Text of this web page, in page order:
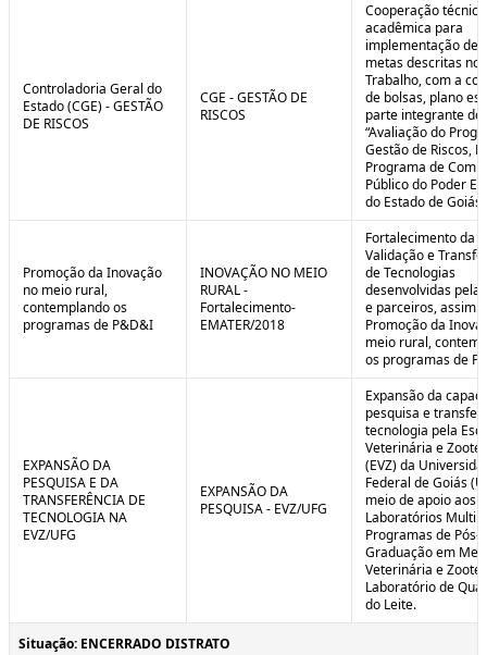
Controladoria Geral do
Estado (CGE) - GESTÃO
DE RISCOS
CGE - GESTÃO DE
RISCOS
Cooperação
acadêmica para
implementação de
metas descritas no
Trabalho, com a
de bolsas, plano
parte integrante do
“Avaliação do
Gestão de Riscos,
Programa de
Público do Poder
do Estado de
Promoção da Inovação
no meio rural,
contemplando os
programas de P&D&I
INOVAÇÃO NO MEIO
RURAL -
Fortalecimento-
EMATER/2018
Fortalecimento da
Validação e
de Tecnologias
desenvolvidas pela
e parceiros, assim
Promoção da
meio rural,
os programas de
EXPANSÃO DA
PESQUISA E DA
TRANSFERÊNCIA DE
TECNOLOGIA NA
EVZ/UFG
EXPANSÃO DA
PESQUISA - EVZ/UFG
Expansão da
pesquisa e
tecnologia pela
Veterinária e
(EVZ) da
Federal de Goiás
meio de apoio aos
Laboratórios
Programas de Pós-
Graduação em
Veterinária e
Laboratório de
do Leite.
Situação: ENCERRADO DISTRATO